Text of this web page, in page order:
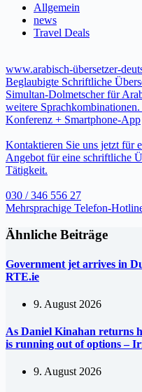
Allgemein
news
Travel Deals
www.arabisch-übersetzer-
Beglaubigte Schriftliche
Simultan-Dolmetscher für
weitere
Konferenz + Smartphone-App
Kontaktieren Sie uns jetzt für
Angebot für eine schriftliche
Tätigkeit.
030 / 346 556 27
Mehrsprachige Telefon-
Ähnliche Beiträge
Government jet arrives in
RTE.ie
9. August 2026
As Daniel Kinahan returns
is running out of options –
9. August 2026